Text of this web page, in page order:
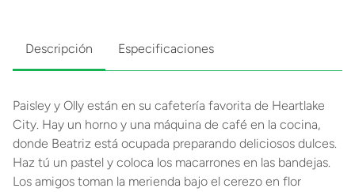
Descripción Especificaciones
Paisley y Olly están en su cafetería favorita de Heartlake
City. Hay un horno y una máquina de café en la cocina,
donde Beatriz está ocupada preparando deliciosos dulces.
Haz tú un pastel y coloca los macarrones en las bandejas.
Los amigos toman la merienda bajo el cerezo en flor